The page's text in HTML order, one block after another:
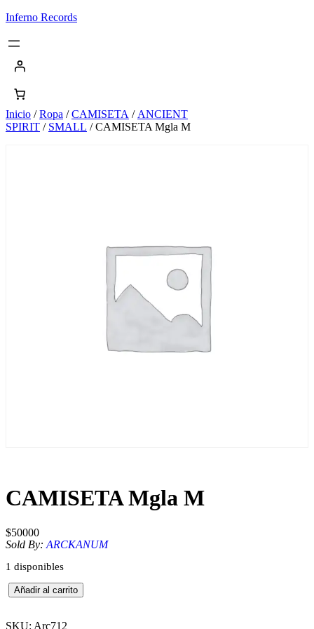
Saltar
contenido
Inferno Records
Inicio /Ropa /CAMISETA / ANCIENT
SPIRIT / SMALL / CAMISETA Mgla M
CAMISETA Mgla M
$50000
Sold By: ARCKANUM
1 disponibles
C
A
I
Añadir al carrito
SKU: Arc712